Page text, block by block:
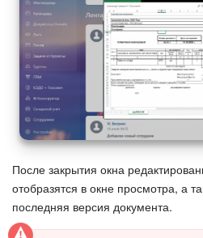
Аналитика
BI Конструктор
Автоматизация
Интеграция 1С и
Сотрудники
Бизнес-процессы
После закрытия окна
отобразятся в окне просмотра, а
последняя версия документа.